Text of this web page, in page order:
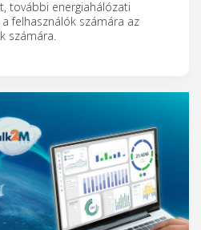
további energiahálózati
felhasználók számára az
számára.